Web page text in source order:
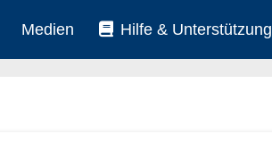
Medien Hilfe & Unterstützung